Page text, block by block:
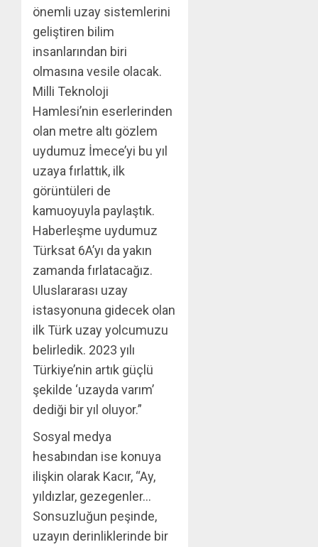
önemli uzay sistemlerini
geliştiren bilim
insanlarından biri
olmasına vesile olacak.
Milli Teknoloji
Hamlesi’nin eserlerinden
olan metre altı gözlem
uydumuz İmece’yi bu yıl
uzaya fırlattık, ilk
görüntüleri de
kamuoyuyla paylaştık.
Haberleşme uydumuz
Türksat 6A’yı da yakın
zamanda fırlatacağız.
Uluslararası uzay
istasyonuna gidecek olan
ilk Türk uzay yolcumuzu
belirledik. 2023 yılı
Türkiye’nin artık güçlü
şekilde ‘uzayda varım’
dediği bir yıl oluyor.”
Sosyal medya
hesabından ise konuya
ilişkin olarak Kacır, “Ay,
yıldızlar, gezegenler…
Sonsuzluğun peşinde,
uzayın derinliklerinde bir